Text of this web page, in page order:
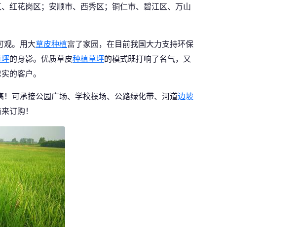
红花岗区；安顺市、西秀区；铜仁市、碧江区、万山
观。用大草皮种植富了家园，在目前我国大力支持环保
的身影。优质草皮种植草坪的模式既打响了名气，又
的客户。
可承接公园广场、学校操场、公路绿化带、河道边坡
订购！